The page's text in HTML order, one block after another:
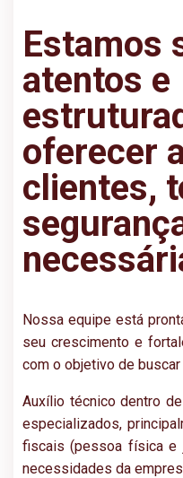
Estamos
atentos e
oferecer
clientes,
Nossa equipe está
seu crescimento e
com o objetivo de
Auxílio técnico dentro
especializados,
fiscais (pessoa física e
necessidades da